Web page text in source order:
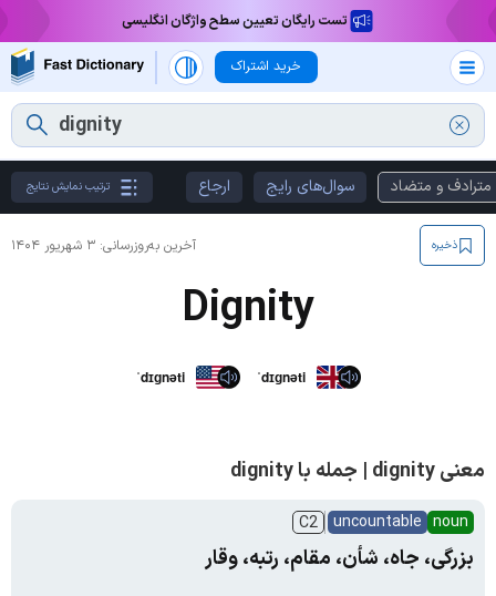
تست رایگان تعیین سطح واژگان انگلیسی
خرید اشتراک
مترادف و متضاد سوال‌های رایج ارجاع ترتیب نمایش نتایج
آخرین به‌روزرسانی: ۳ شهریور ۱۴۰۴ ذخیره
Dignity
ˈdɪɡnəti ˈdɪɡnəti
معنی dignity | جمله با dignity
noun
uncountable
C2
بزرگی، جاه، شأن، مقام، رتبه، وقار